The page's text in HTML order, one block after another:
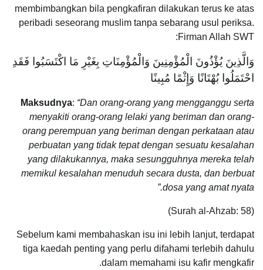
membimbangkan bila pengkafiran dilakukan terus ke atas
peribadi seseorang muslim tanpa sebarang usul periksa.
Firman Allah SWT:
وَالَّذِينَ يُؤْذُونَ الْمُؤْمِنِينَ وَالْمُؤْمِنَاتِ بِغَيْرِ مَا اكْتَسَبُوا فَقَدِ
احْتَمَلُوا بُهْتَانًا وَإِثْمًا مُبِينًا
Maksudnya: “Dan orang-orang yang mengganggu serta
menyakiti orang-orang lelaki yang beriman dan orang-
orang perempuan yang beriman dengan perkataan atau
perbuatan yang tidak tepat dengan sesuatu kesalahan
yang dilakukannya, maka sesungguhnya mereka telah
memikul kesalahan menuduh secara dusta, dan berbuat
dosa yang amat nyata.”
(Surah al-Ahzab: 58)
Sebelum kami membahaskan isu ini lebih lanjut, terdapat
tiga kaedah penting yang perlu difahami terlebih dahulu
dalam memahami isu kafir mengkafir.